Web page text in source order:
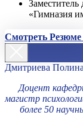
«Гимназия
Смотреть
Дмитриева
Доцент
магистр
более 50